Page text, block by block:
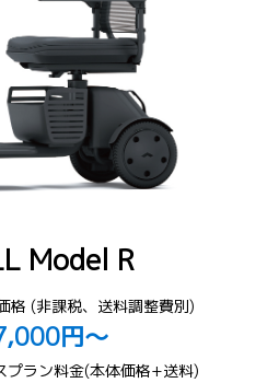
Model R
格 (非課税、送料調整費別)
円～
プラン料金(本体価格+送料)